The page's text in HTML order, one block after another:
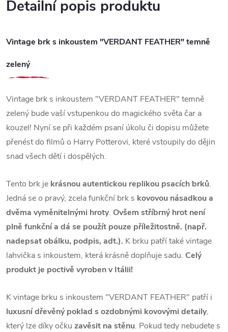
Detailní popis produktu
Vintage brk s inkoustem "VERDANT FEATHER" temně
zelený
Vintage brk s inkoustem "VERDANT FEATHER" temně
zelený bude vaší vstupenkou do magického světa čar a
kouzel! Nyní se při každém psaní úkolu či dopisu můžete
přenést do filmů o Harry Potterovi, které vstoupily do dějin
snad všech dětí i dospělých.
Tento brk je krásnou autentickou replikou psacích brků.
Jedná se o pravý, zcela funkční brk s kovovou násadkou a
dvěma vyměnitelnými hroty. Ovšem stříbrný hrot není
plně funkční a dá se použít pouze příležitostně. (např.
nadepsat obálku, podpis, adt.). K brku patří také vintage
lahvička s inkoustem, která krásně doplňuje sadu. Celý
produkt je poctivě vyroben v Itálii!
K vintage brku s inkoustem "VERDANT FEATHER" patří i
luxusní dřevěný poklad s ozdobnými kovovými detaily,
který lze díky očku zavěsit na stěnu. Pokud tedy nebudete s